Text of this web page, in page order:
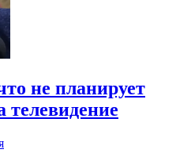
не планирует
телевидение